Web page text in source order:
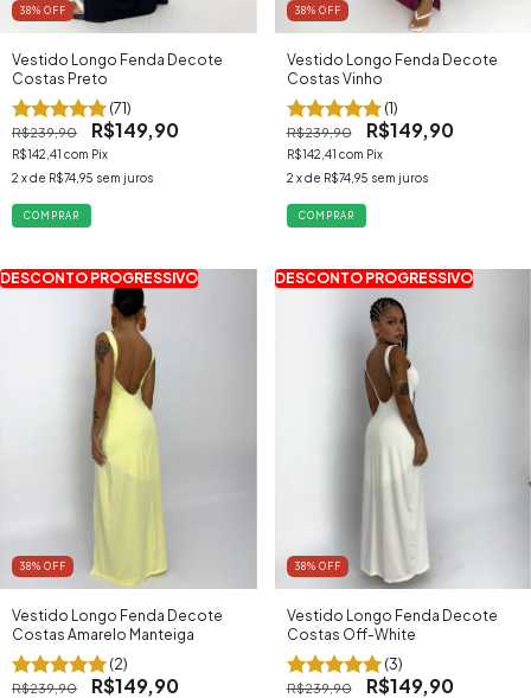
38% OFF
Vestido Longo Fenda Decote
Costas Preto
(71)
R$239,90 R$149,90
R$142,41 com Pix
2 x de R$74,95 sem juros
COMPRAR
38% OFF
Vestido Longo Fenda Decote
Costas Vinho
(1)
R$239,90 R$149,90
R$142,41 com Pix
2 x de R$74,95 sem juros
COMPRAR
DESCONTO PROGRESSIVO
38% OFF
Vestido Longo Fenda Decote
Costas Amarelo Manteiga
(2)
R$239,90 R$149,90
DESCONTO PROGRESSIVO
38% OFF
Vestido Longo Fenda Decote
Costas Off-White
(3)
R$239,90 R$149,90